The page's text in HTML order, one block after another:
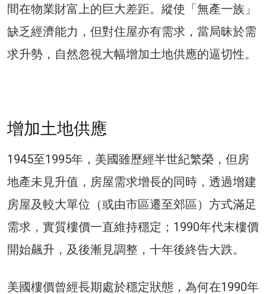
間在物業財富上的巨大差距。縱使「無產一族」
缺乏經濟能力，但對住屋亦有需求，當局昧於需
求升勢，自然忽視大幅增加土地供應的逼切性。
增加土地供應
1945至1995年，美國雖歷經半世紀繁榮，但房
地產未見升值，房屋需求增長的同時，透過增建
房屋及較大單位（或由市區遷至郊區）方式滿足
需求，實質樓價一直維持穩定；1990年代末樓價
開始飆升，及後漸見調整，十年後終告大跌。
美國樓價曾經長期處於穩定狀態，為何在1990年